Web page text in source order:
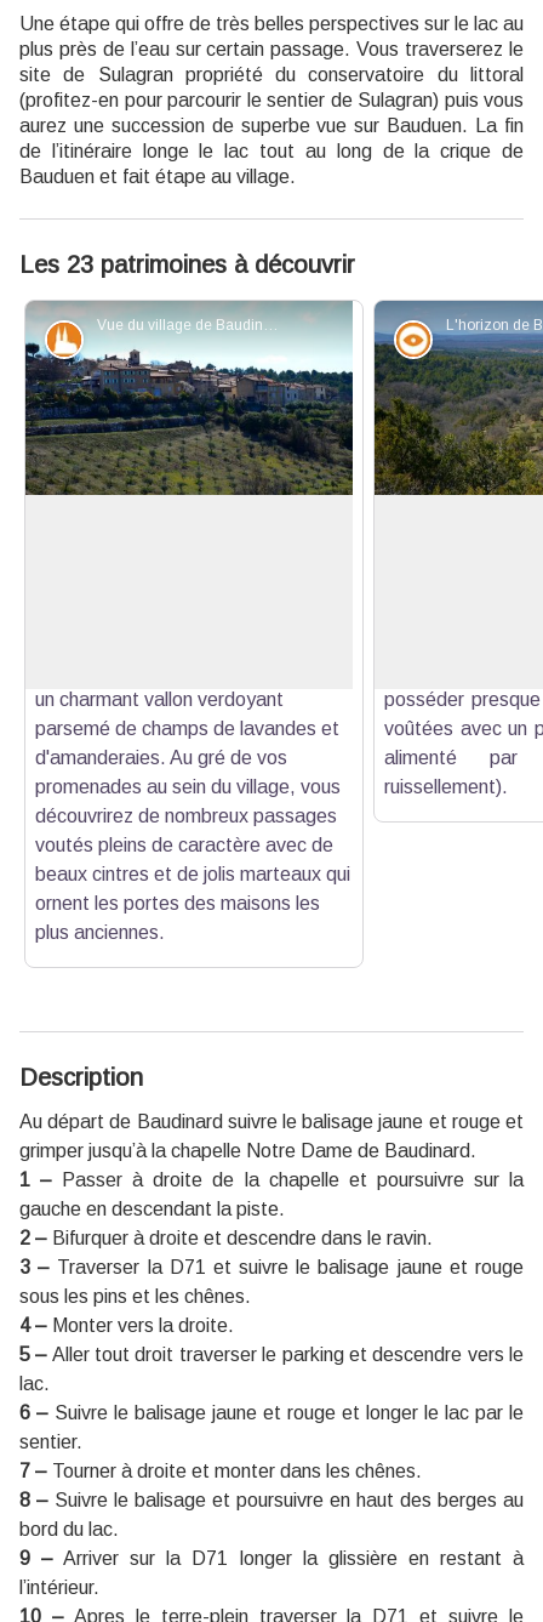
Une étape qui offre de très belles perspectives sur le lac au
plus près de l’eau sur certain passage. Vous traverserez le
site de Sulagran propriété du conservatoire du littoral
(profitez-en pour parcourir le sentier de Sulagran) puis vous
aurez une succession de superbe vue sur Bauduen. La fin
de l’itinéraire longe le lac tout au long de la crique de
Bauduen et fait étape au village.
Les 23 patrimoines à découvrir
Patrimoine et histoire
un charmant vallon verdoyant
parsemé de champs de lavandes et
d'amanderaies. Au gré de vos
promenades au sein du village, vous
découvrirez de nombreux passages
voutés pleins de caractère avec de
beaux cintres et de jolis marteaux qui
ornent les portes des maisons les
plus anciennes.
Point de
posséder
voûtées avec un
alimenté
ruissellement).
Description
Au départ de Baudinard suivre le balisage jaune et rouge et
grimper jusqu’à la chapelle Notre Dame de Baudinard.
1 – Passer à droite de la chapelle et poursuivre sur la
gauche en descendant la piste.
2 – Bifurquer à droite et descendre dans le ravin.
3 – Traverser la D71 et suivre le balisage jaune et rouge
sous les pins et les chênes.
4 – Monter vers la droite.
5 – Aller tout droit traverser le parking et descendre vers le
lac.
6 – Suivre le balisage jaune et rouge et longer le lac par le
sentier.
7 – Tourner à droite et monter dans les chênes.
8 – Suivre le balisage et poursuivre en haut des berges au
bord du lac.
9 – Arriver sur la D71 longer la glissière en restant à
l’intérieur.
10 –Apres le terre-plein traverser la D71 et suivre le